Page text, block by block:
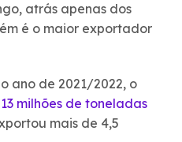
atrás apenas dos
é o maior exportador
ano de 2021/2022, o
13 milhões de toneladas
mais de 4,5